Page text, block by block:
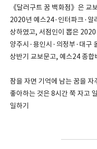
《달러구트 꿈 백화점》은
2020년 예스24·인터파크·알
상하였고, 서점인이 뽑은
양주시·용인시·의정부·대구
상반기 교보문고, 예스24 종
잠을 자면 기억에 남는 꿈을 자
좋아하는 것은 8시간 쭉 자고
일하기